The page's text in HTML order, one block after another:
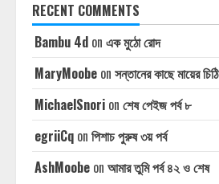
RECENT COMMENTS
Bambu 4d on এক মুঠো রোদ
MaryMoobe on সন্তানের কাছে মায়ের চিঠি
MichaelSnori on শেষ পেইজ পর্ব ৮
egriiCq on পিশাচ পুরুষ ৩য় পর্ব
AshMoobe on আমার তুমি পর্ব ৪২ ও শেষ